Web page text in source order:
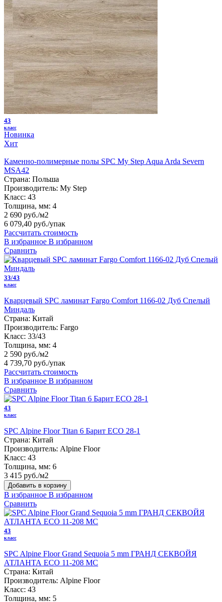
43
класс
Новинка
Хит
Каменно-полимерные полы SPC My Step Aqua Arda Severn
MSA42
Страна: Польша
Производитель: My Step
Класс: 43
Толщина, мм: 4
2 690 руб./м2
6 079,40 руб./упак
Рассчитать стоимость
В избранное В избранном
Сравнить
33/43
класс
Кварцевый SPC ламинат Fargo Comfort 1166-02 Дуб Спелый
Миндаль
Страна: Китай
Производитель: Fargo
Класс: 33/43
Толщина, мм: 4
2 590 руб./м2
4 739,70 руб./упак
Рассчитать стоимость
В избранное В избранном
Сравнить
43
класс
SPC Alpine Floor Titan 6 Барит ЕСО 28-1
Страна: Китай
Производитель: Alpine Floor
Класс: 43
Толщина, мм: 6
3 415 руб./м2
Добавить в корзину
В избранное В избранном
Сравнить
43
класс
SPC Alpine Floor Grand Sequoia 5 mm ГРАНД СЕКВОЙЯ
АТЛАНТА ECO 11-208 MC
Страна: Китай
Производитель: Alpine Floor
Класс: 43
Толщина, мм: 5